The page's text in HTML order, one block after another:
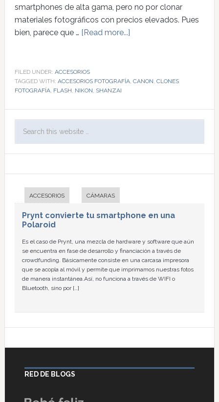
smartphones de alta gama, pero no por clonar
materiales fotográficos con precios elevados. Pues
bien, parece que … [Read more...]
FILED UNDER: ACCESORIOS
TAGGED WITH: ACCESORIOS FOTOGRAFÍA, CANON, CLONES
FOTOGRAFÍA, FLASH, NIKON, SHANZAI
ACCESORIOS CÁMARAS
Prynt convierte tu smartphone en una
Polaroid
Es el caso de Prynt, una mezcla de hardware y software que aún
se encuentra en fase de desarrollo y financiación a través de
crowdfunding. Básicamente consiste en una carcasa impresora
que se acopla al móvil y permite que imprimamos nuestras fotos
de manera instantánea.Así, no funciona a través de WIFI o
Bluetooth, sino por […]
RED DE BLOGS